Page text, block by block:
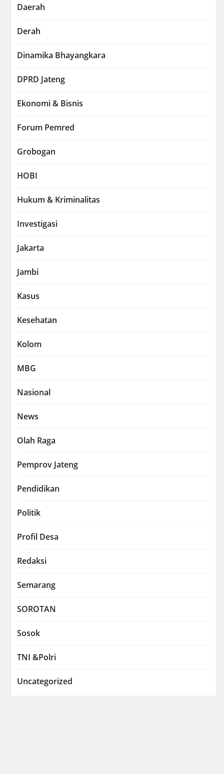
Daerah
Derah
Dinamika Bhayangkara
DPRD Jateng
Ekonomi & Bisnis
Forum Pemred
Grobogan
HOBI
Hukum & Kriminalitas
Investigasi
Jakarta
Jambi
Kasus
Kesehatan
Kolom
MBG
Nasional
News
Olah Raga
Pemprov Jateng
Pendidikan
Politik
Profil Desa
Redaksi
Semarang
SOROTAN
Sosok
TNI &Polri
Uncategorized